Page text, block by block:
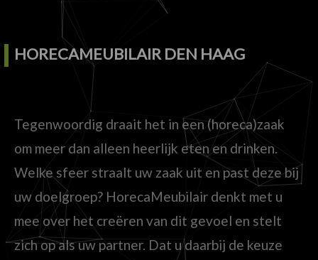
HORECAMEUBILAIR DEN HAAG
Tegenwoordig draait het in een (horeca)zaak
om meer dan alleen heerlijk eten en drinken.
Welke sfeer straalt uw zaak uit en past deze bij
uw doelgroep? HorecaMeubilair denkt met u
mee over het creëren van dit gevoel en stelt
zich op als uw partner. Dat u daarbij de keuze